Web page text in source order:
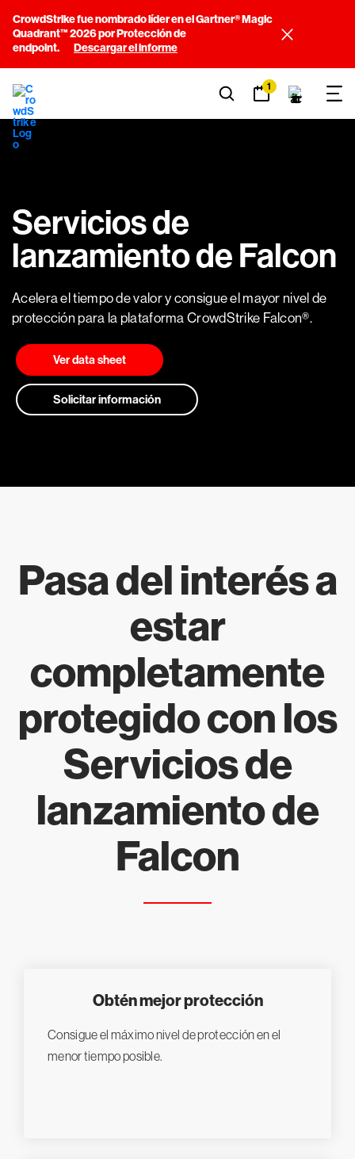
CrowdStrike fue nombrado líder en el Gartner® Magic
Quadrant™ 2026 por Protección de
endpoint.
Descargar el informe
1
Servicios de
lanzamiento de Falcon
Acelera el tiempo de valor y consigue el mayor nivel de
protección para la plataforma CrowdStrike Falcon®.
Ver data sheet
Solicitar información
Pasa del interés a
estar
completamente
protegido con los
Servicios de
lanzamiento de
Falcon
Obtén mejor protección
Consigue el máximo nivel de protección en el
menor tiempo posible.